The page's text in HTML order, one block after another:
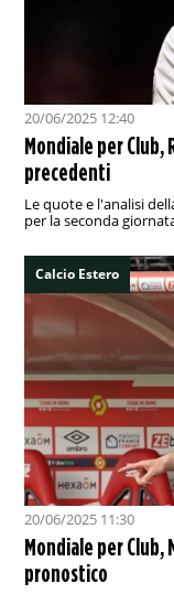
20/06/2025 12:40
Mondiale per Club,
precedenti
Le quote e l'analisi
per la seconda
Calcio Estero
20/06/2025 11:30
Mondiale per
pronostico